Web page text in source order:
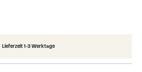
Lieferzeit 1-3 Werktage